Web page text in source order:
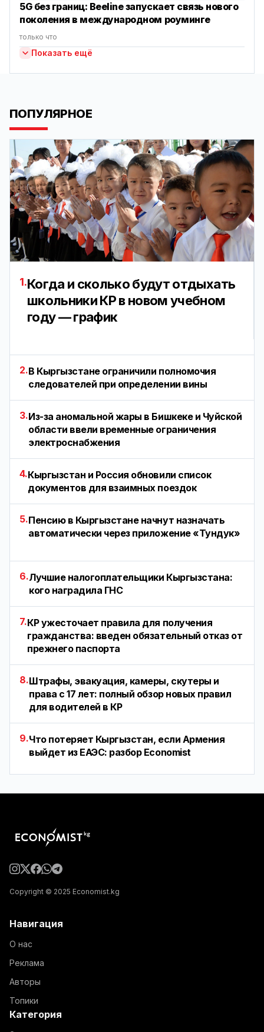
5G без границ: Beeline запускает связь нового
поколения в международном роуминге
только что
Показать ещё
ПОПУЛЯРНОЕ
1.Когда и сколько будут отдыхать
школьники КР в новом учебном
году — график
2.В Кыргызстане ограничили полномочия
следователей при определении вины
3.Из-за аномальной жары в Бишкеке и Чуйской
области ввели временные ограничения
электроснабжения
4.Кыргызстан и Россия обновили список
документов для взаимных поездок
5.Пенсию в Кыргызстане начнут назначать
автоматически через приложение «Тундук»
6.Лучшие налогоплательщики Кыргызстана:
кого наградила ГНС
7.КР ужесточает правила для получения
гражданства: введен обязательный отказ от
прежнего паспорта
8.Штрафы, эвакуация, камеры, скутеры и
права с 17 лет: полный обзор новых правил
для водителей в КР
9.Что потеряет Кыргызстан, если Армения
выйдет из ЕАЭС: разбор Economist
Copyright © 2025 Economist.kg
Навигация
О нас
Реклама
Авторы
Топики
Категория